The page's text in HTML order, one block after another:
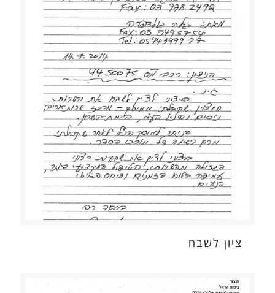
ציון לשבח